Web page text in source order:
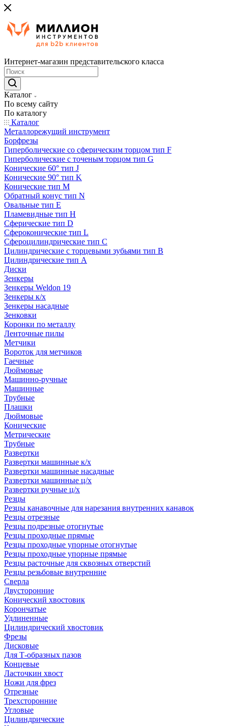
Интернет-магазин представительского класса
Каталог
По всему сайту
По каталогу
Каталог
Металлорежущий инструмент
Борфрезы
Гиперболические cо сферическим торцом тип F
Гиперболические с точеным торцом тип G
Конические 60° тип J
Конические 90° тип K
Конические тип M
Обратный конус тип N
Овальные тип E
Пламевидные тип H
Сферические тип D
Сфероконические тип L
Сфероцилиндрические тип C
Цилиндрические с торцевыми зубьями тип B
Цилиндрические тип А
Диски
Зенкеры
Зенкеры Weldon 19
Зенкеры к/х
Зенкеры насадные
Зенковки
Коронки по металлу
Ленточные пилы
Метчики
Вороток для метчиков
Гаечные
Дюймовые
Машинно-ручные
Машинные
Трубные
Плашки
Дюймовые
Конические
Метрические
Трубные
Развертки
Развертки машинные к/х
Развертки машинные насадные
Развертки машинные ц/х
Развертки ручные ц/х
Резцы
Резцы канавочные для нарезания внутренних канавок
Резцы отрезные
Резцы подрезные отогнутые
Резцы проходные прямые
Резцы проходные упорные отогнутые
Резцы проходные упорные прямые
Резцы расточные для сквозных отверстий
Резцы резьбовые внутренние
Сверла
Двусторонние
Конический хвостовик
Корончатые
Удлиненные
Цилиндрический хвостовик
Фрезы
Дисковые
Для Т-образных пазов
Концевые
Ласточкин хвост
Ножи для фрез
Отрезные
Трехсторонние
Угловые
Цилиндрические